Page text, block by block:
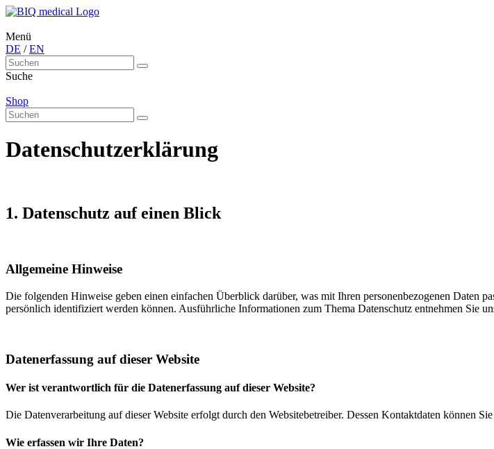
Menü
DE /EN
Suche
Shop
Datenschutzerklärung
1. Datenschutz auf einen Blick
Allgemeine Hinweise
Die folgenden Hinweise geben einen einfachen Überblick darüber, was mit Ihren personenbezogenen Daten
persönlich identifiziert werden können. Ausführliche Informationen zum Thema Datenschutz entnehmen Sie
Datenerfassung auf dieser Website
Wer ist verantwortlich für die Datenerfassung auf dieser Website?
Die Datenverarbeitung auf dieser Website erfolgt durch den Websitebetreiber. Dessen Kontaktdaten können
Wie erfassen wir Ihre Daten?